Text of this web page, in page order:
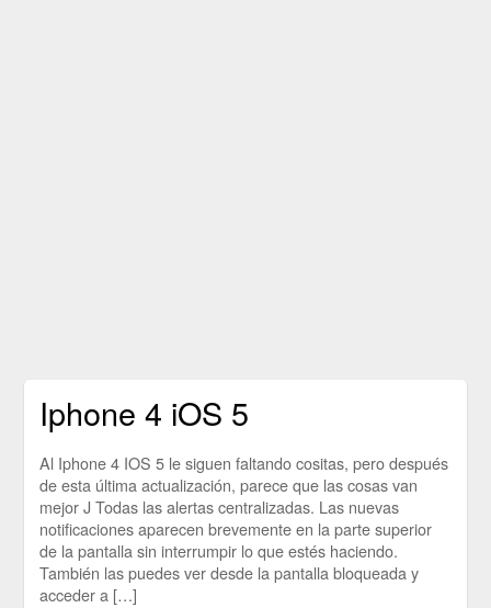
Iphone 4 iOS 5
Al Iphone 4 IOS 5 le siguen faltando cositas, pero después
de esta última actualización, parece que las cosas van
mejor J Todas las alertas centralizadas. Las nuevas
notificaciones aparecen brevemente en la parte superior
de la pantalla sin interrumpir lo que estés haciendo.
También las puedes ver desde la pantalla bloqueada y
acceder a […]